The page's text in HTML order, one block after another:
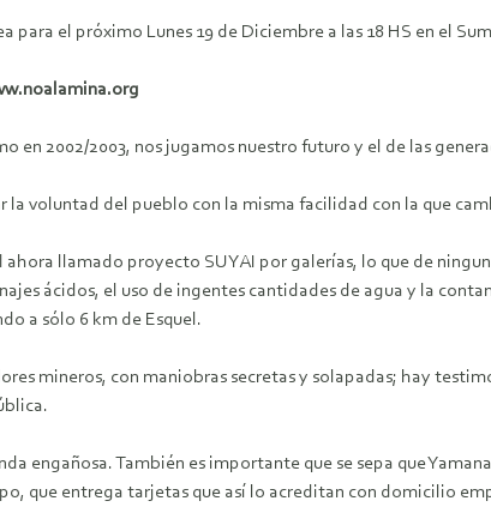
el próximo Lunes 19 de Diciembre a las 18 HS en el
en 2002/2003, nos jugamos nuestro futuro y el de las
la voluntad del pueblo con la misma facilidad con la que
llamado proyecto SUYAI por galerías, lo que de
ácidos, el uso de ingentes cantidades de agua y la
a sólo 6 km de Esquel.
mineros, con maniobras secretas y solapadas; hay
engañosa. También es importante que se sepa que
que entrega tarjetas que así lo acreditan con domicilio